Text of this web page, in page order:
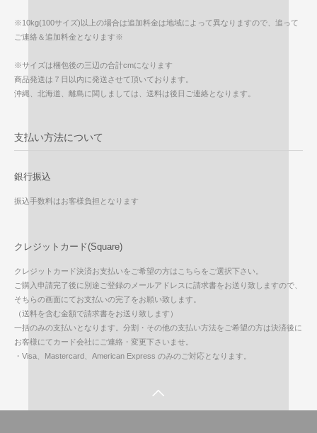
※10kg(100サイズ)以上の場合は追加料金は地域によって異なりますので、追って
ご連絡＆追加料金となります※
※サイズは梱包後の三辺の合計cmになります
商品発送は７日以内に発送させて頂いております。
沖縄、北海道、離島に関しましては、送料は後日ご連絡となります。
支払い方法について
銀行振込
振込手数料はお客様負担となります
クレジットカード(Square)
クレジットカード決済お支払いをご希望の方はこちらをご選択下さい。
ご購入申請完了後に別途ご登録のメールアドレスに請求書をお送り致しますので、
そちらの画面にてお支払いの完了をお願い致します。
（送料を含む金額で請求書をお送り致します）
一括のみの支払いとなります。分割・その他の支払い方法をご希望の方は決済後に
お客様にてカード会社にご連絡・変更下さいませ。
・Visa、Mastercard、American Express のみのご対応となります。